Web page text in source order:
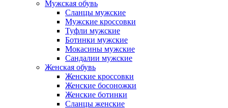
Мужская обувь
Сланцы мужские
Мужские кроссовки
Туфли мужские
Ботинки мужские
Мокасины мужские
Сандалии мужские
Женская обувь
Женские кроссовки
Женские босоножки
Женские ботинки
Сланцы женские